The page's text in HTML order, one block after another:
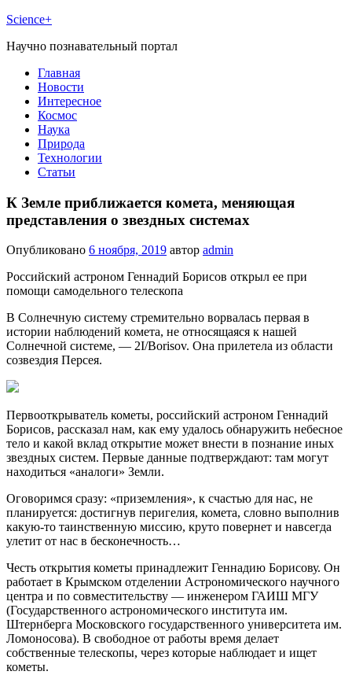
Science+
Научно познавательный портал
Главная
Новости
Интересное
Космос
Наука
Природа
Технологии
Статьи
К Земле приближается комета, меняющая
представления о звездных системах
Опубликовано 6 ноября, 2019 автор admin
Российский астроном Геннадий Борисов открыл ее при
помощи самодельного телескопа
В Солнечную систему стремительно ворвалась первая в
истории наблюдений комета, не относящаяся к нашей
Солнечной системе, — 2I/Borisov. Она прилетела из области
созвездия Персея.
Первооткрыватель кометы, российский астроном Геннадий
Борисов, рассказал нам, как ему удалось обнаружить небесное
тело и какой вклад открытие может внести в познание иных
звездных систем. Первые данные подтверждают: там могут
находиться «аналоги» Земли.
Оговоримся сразу: «приземления», к счастью для нас, не
планируется: достигнув перигелия, комета, словно выполнив
какую-то таинственную миссию, круто повернет и навсегда
улетит от нас в бесконечность…
Честь открытия кометы принадлежит Геннадию Борисову. Он
работает в Крымском отделении Астрономического научного
центра и по совместительству — инженером ГАИШ МГУ
(Государственного астрономического института им.
Штернберга Московского государственного университета им.
Ломоносова). В свободное от работы время делает
собственные телескопы, через которые наблюдает и ищет
кометы.